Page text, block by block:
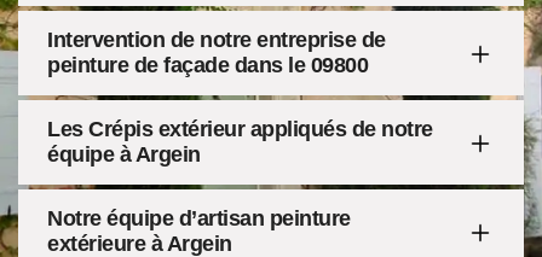
Intervention de notre entreprise de
peinture de façade dans le 09800
Les Crépis extérieur appliqués de notre
équipe à Argein
Notre équipe d’artisan peinture
extérieure à Argein